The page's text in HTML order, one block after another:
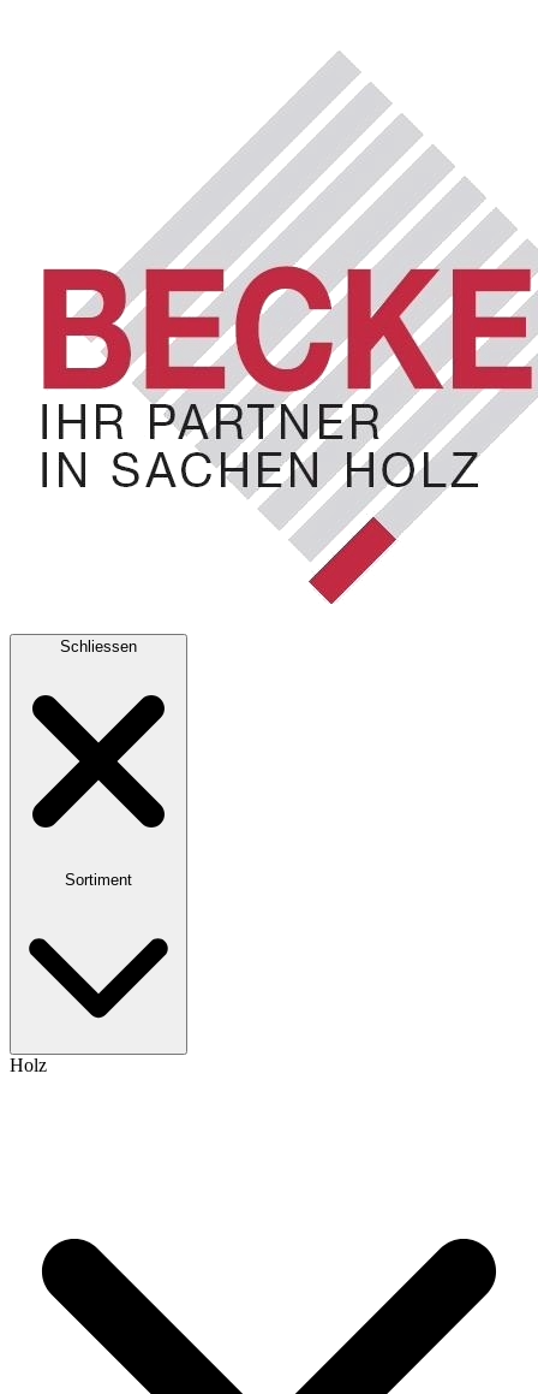
Schliessen
Sortiment
Holz